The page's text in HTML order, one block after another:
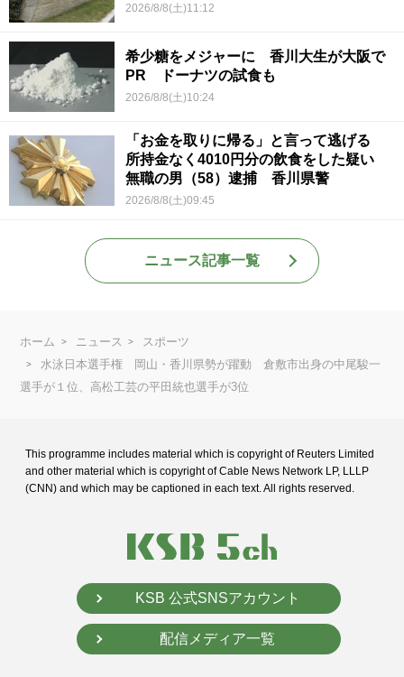
2026/8/8(土)11:12
希少糖をメジャーに 香川大生が大阪で
PR ドーナツの試食も
2026/8/8(土)10:24
「お金を取りに帰る」と言って逃げる
所持金なく4010円分の飲食をした疑い
無職の男（58）逮捕 香川県警
2026/8/8(土)09:45
ニュース記事一覧
ホーム ニュース
スポーツ
水泳日本選手権 岡山・香川県勢が躍動 倉敷市出身の中尾駿一
選手が１位、高松工芸の平田統也選手が3位
This programme includes material which is copyright of Reuters Limited
and other material which is copyright of Cable News Network LP, LLLP
(CNN) and which may be captioned in each text. All rights reserved.
KSB 公式SNSアカウント
配信メディア一覧